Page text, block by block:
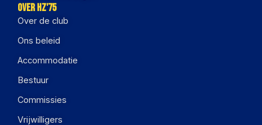
Over HZ'75
Over de club
Ons beleid
Accommodatie
Bestuur
Commissies
Vrijwilligers